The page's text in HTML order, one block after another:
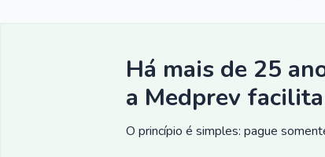
Há mais de 25
a Medprev
O princípio é simples: pague